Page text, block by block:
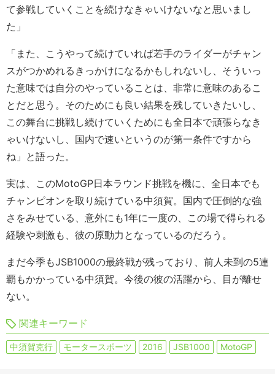
て参戦していくことを続けなきゃいけないなと思いまし
た」
「また、こうやって続けていれば若手のライダーがチャン
スがつかめれるきっかけになるかもしれないし、そういっ
た意味では自分のやっていることは、非常に意味のあるこ
とだと思う。そのためにも良い結果を残していきたいし、
この舞台に挑戦し続けていくためにも全日本で頑張らなき
ゃいけないし、国内で速いというのが第一条件ですから
ね」と語った。
実は、このMotoGP日本ラウンド挑戦を機に、全日本でも
チャンピオンを取り続けている中須賀。国内で圧倒的な強
さをみせている、意外にも1年に一度の、この場で得られる
経験や刺激も、彼の原動力となっているのだろう。
まだ今季もJSB1000の最終戦が残っており、前人未到の5連
覇もかかっている中須賀。今後の彼の活躍から、目が離せ
ない。
関連キーワード
中須賀克行 モータースポーツ 2016 JSB1000 MotoGP